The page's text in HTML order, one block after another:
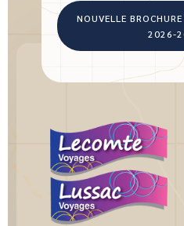
NOUVELLE
2026-